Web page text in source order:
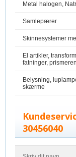
Metal halogen,
Samlepærer
Skinnesystemer
El artikler,
fatninger,
Belysning,
skærme
30456040